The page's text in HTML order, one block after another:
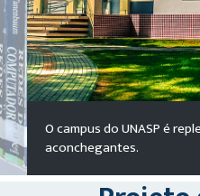
O campus do UNASP é
aconchegantes.